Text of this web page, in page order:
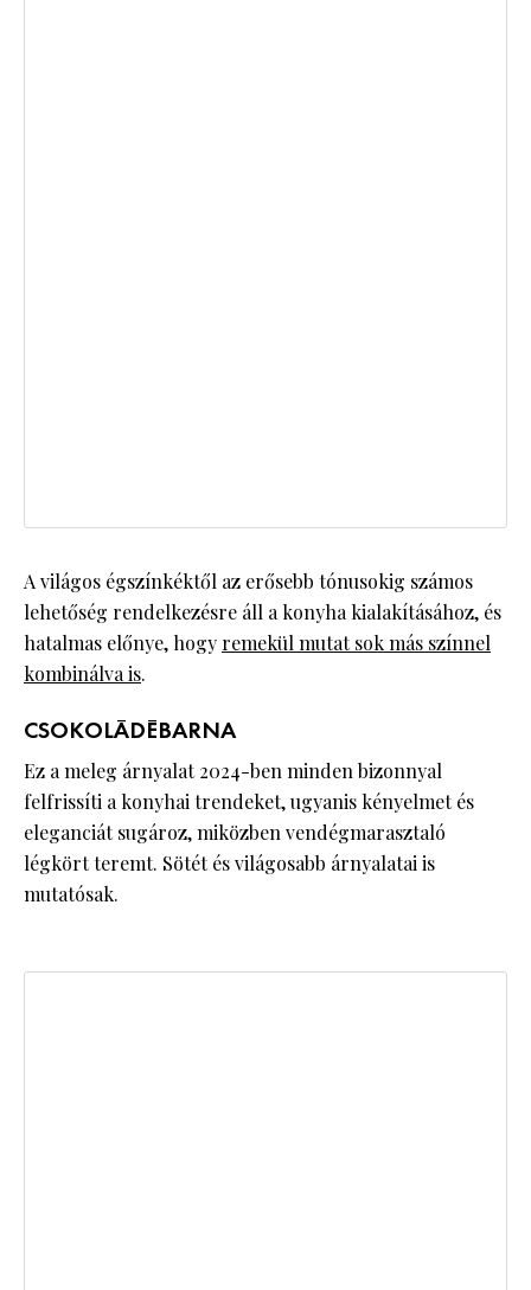
A világos égszínkéktől az erősebb tónusokig számos
lehetőség rendelkezésre áll a konyha kialakításához, és
hatalmas előnye, hogy remekül mutat sok más színnel
kombinálva is.
CSOKOLÁDÉBARNA
Ez a meleg árnyalat 2024-ben minden bizonnyal
felfrissíti a konyhai trendeket, ugyanis kényelmet és
eleganciát sugároz, miközben vendégmarasztaló
légkört teremt. Sötét és világosabb árnyalatai is
mutatósak.